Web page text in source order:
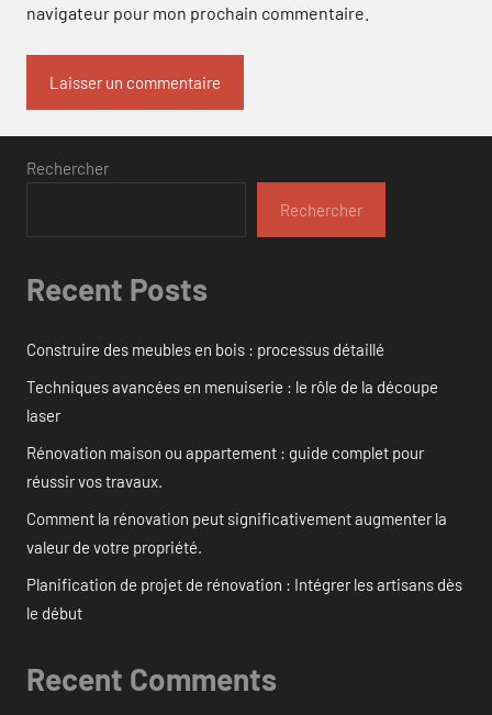
navigateur pour mon prochain commentaire.
Rechercher
Rechercher
Recent Posts
Construire des meubles en bois : processus détaillé
Techniques avancées en menuiserie : le rôle de la découpe
laser
Rénovation maison ou appartement : guide complet pour
réussir vos travaux.
Comment la rénovation peut significativement augmenter la
valeur de votre propriété.
Planification de projet de rénovation : Intégrer les artisans dès
le début
Recent Comments